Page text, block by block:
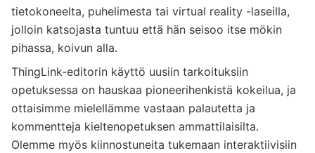
tietokoneelta, puhelimesta tai virtual reality -laseilla,
jolloin katsojasta tuntuu että hän seisoo itse mökin
pihassa, koivun alla.
ThingLink-editorin käyttö uusiin tarkoituksiin
opetuksessa on hauskaa pioneerihenkistä kokeilua, ja
ottaisimme mielellämme vastaan palautetta ja
kommentteja kieltenopetuksen ammattilaisilta.
Olemme myös kiinnostuneita tukemaan interaktiivisiin